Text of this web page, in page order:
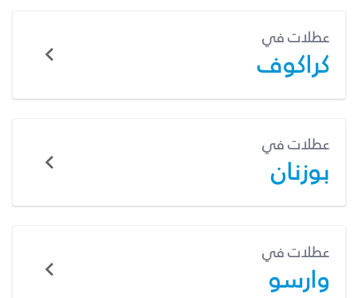
عطلات في
كراكوف
عطلات في
بوزنان
عطلات في
وارسو